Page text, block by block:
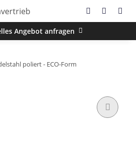
Angebot anfragen
poliert - ECO-Form